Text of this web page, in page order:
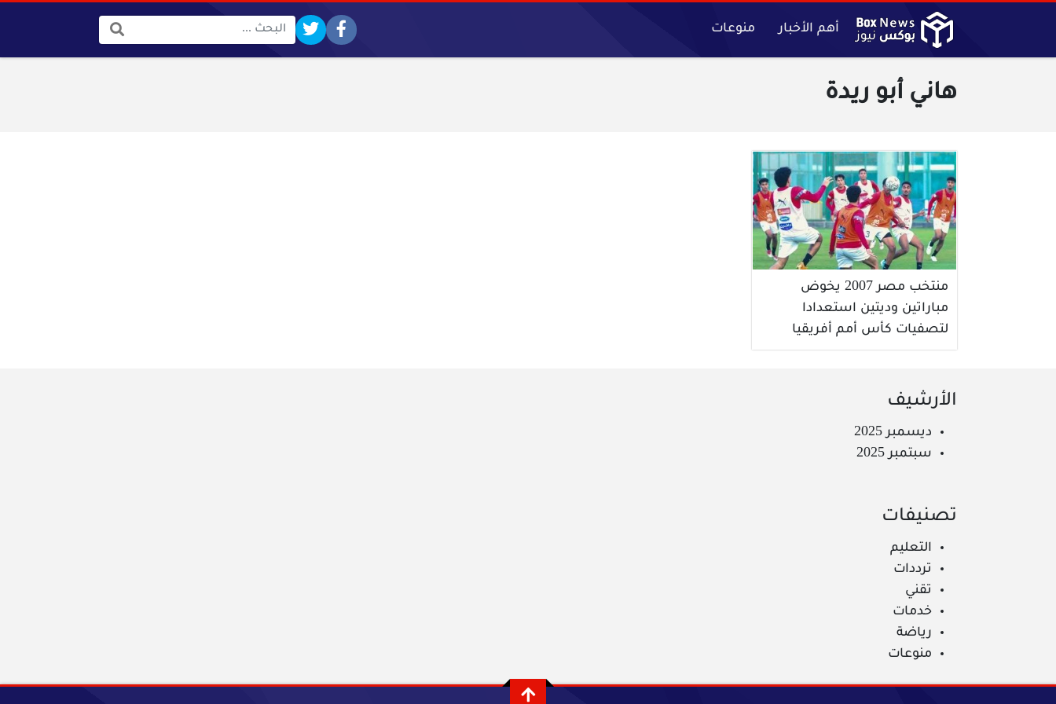
أهم الأخبار منوعات
البحث:
هاني أبو ريدة
منتخب مصر 2007 يخوض
مباراتين وديتين استعدادا
لتصفيات كأس أمم أفريقيا
الأرشيف
ديسمبر 2025
سبتمبر 2025
تصنيفات
التعليم
ترددات
تقني
خدمات
رياضة
منوعات